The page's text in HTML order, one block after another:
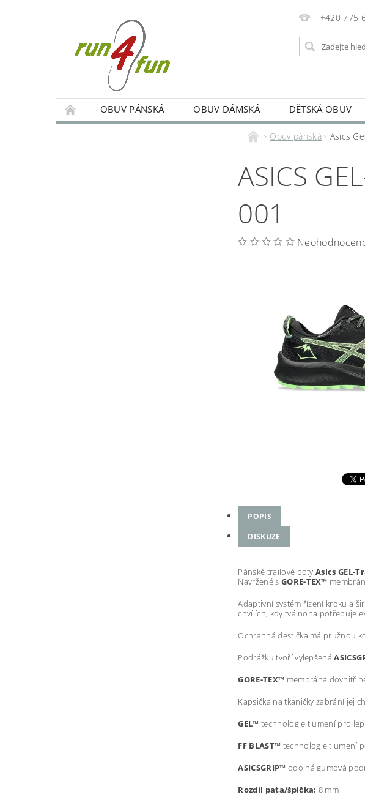
+420 775
OBUV PÁNSKÁ OBUV DÁMSKÁ DĚTSKÁ OBUV
KAMENNÁ PRODEJNA
Obuv pánská Asics
ASICS
001
POPIS
DISKUZE
Pánské trailové boty Asics GEL-
Navržené s GORE-TEX™
Adaptivní systém řízení kroku a
chvílích, kdy tvá noha potřebuje
Ochranná destička má pružnou
Podrážku tvoří vylepšená
GORE-TEX™ membrána dovnitř
Kapsička na tkaničky zabrání
GEL™ technologie tlumení pro
FF BLAST™ technologie tlumení
ASICSGRIP™ odolná gumová
Rozdíl pata/špička: 8 mm